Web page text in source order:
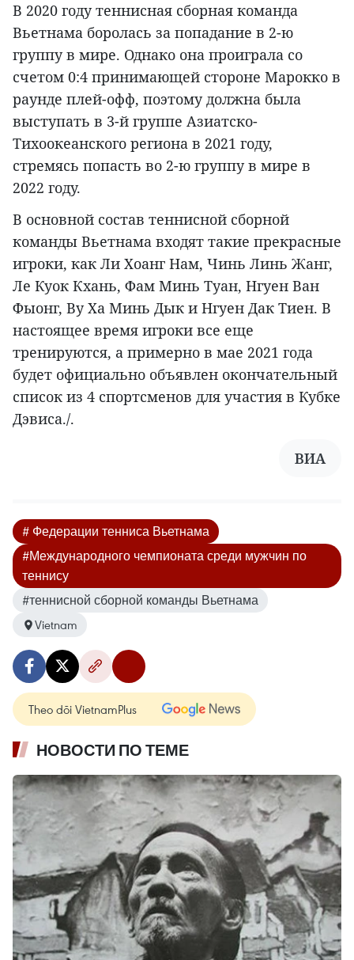
В 2020 году теннисная сборная команда
Вьетнама боролась за попадание в 2-ю
группу в мире. Однако она проиграла со
счетом 0:4 принимающей стороне Марокко в
раунде плей-офф, поэтому должна была
выступать в 3-й группе Азиатско-
Тихоокеанского региона в 2021 году,
стремясь попасть во 2-ю группу в мире в
2022 году.
В основной состав теннисной сборной
команды Вьетнама входят такие прекрасные
игроки, как Ли Хоанг Нам, Чинь Линь Жанг,
Ле Куок Кхань, Фам Минь Туан, Нгуен Ван
Фыонг, Ву Ха Минь Дык и Нгуен Дак Тиен. В
настоящее время игроки все еще
тренируются, а примерно в мае 2021 года
будет официально объявлен окончательный
список из 4 спортсменов для участия в Кубке
Дэвиса./.
ВИА
# Федерации тенниса Вьетнама
#Международного чемпионата среди мужчин по
теннису
#теннисной сборной команды Вьетнама
Vietnam
Theo dõi VietnamPlus
НОВОСТИ ПО ТЕМЕ